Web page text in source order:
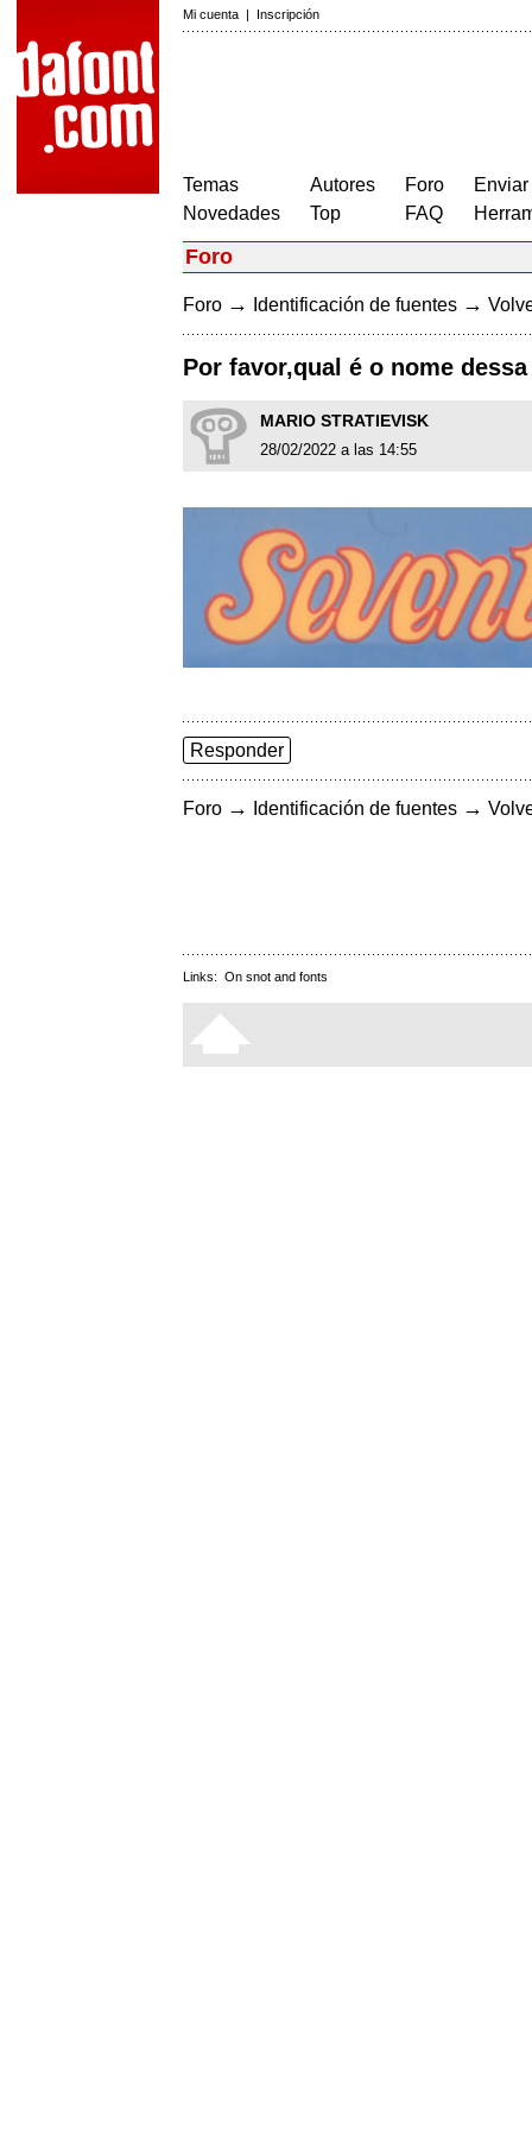
Mi cuenta | Inscripción
Temas
Novedades
Autores
Top
Foro
FAQ
Foro
Foro → Identificación de fuentes →
Por favor,qual é o nome
MARIO STRATIEVISK
28/02/2022 a las 14:55
Responder
Foro → Identificación de fuentes →
Links: On snot and fonts